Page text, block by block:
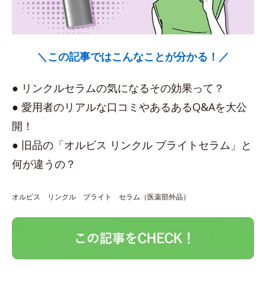
＼この記事ではこんなことが分かる！／
● リンクルセラムの気になるその効果って？
● 愛用者のリアルな口コミやあるあるQ&Aを大公
開！
● 旧品の「オルビス リンクル ブライトセラム」と
何が違うの？
オルビス リンクル ブライト セラム（医薬部外品）